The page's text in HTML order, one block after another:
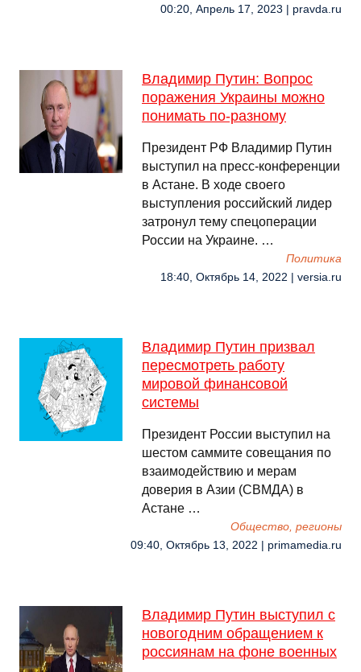
00:20, Апрель 17, 2023 | pravda.ru
Владимир Путин: Вопрос
поражения Украины можно
понимать по-разному
Президент РФ Владимир Путин
выступил на пресс-конференции
в Астане. В ходе своего
выступления российский лидер
затронул тему спецоперации
России на Украине. …
Политика
18:40, Октябрь 14, 2022 | versia.ru
Владимир Путин призвал
пересмотреть работу
мировой финансовой
системы
Президент России выступил на
шестом саммите совещания по
взаимодействию и мерам
доверия в Азии (СВМДА) в
Астане …
Общество, регионы
09:40, Октябрь 13, 2022 | primamedia.ru
Владимир Путин выступил с
новогодним обращением к
россиянам на фоне военных